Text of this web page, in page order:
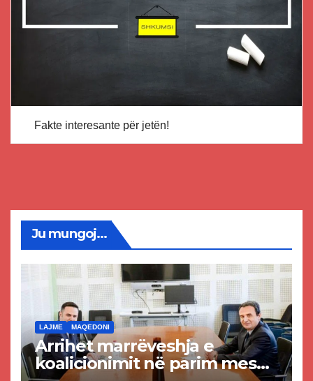
Fakte interesante për jetën!
Ju mungoj...
LAJME MAQEDONI
Arrihet marrëveshja e
koalicionimit në parim mes